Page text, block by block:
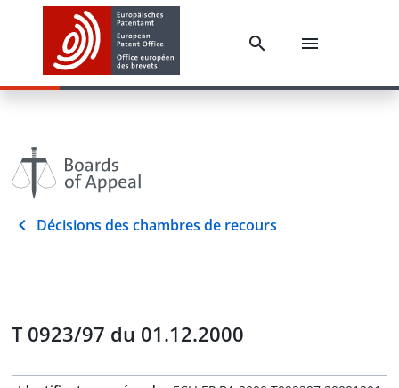
Décisions des chambres de recours
T 0923/97 du 01.12.2000